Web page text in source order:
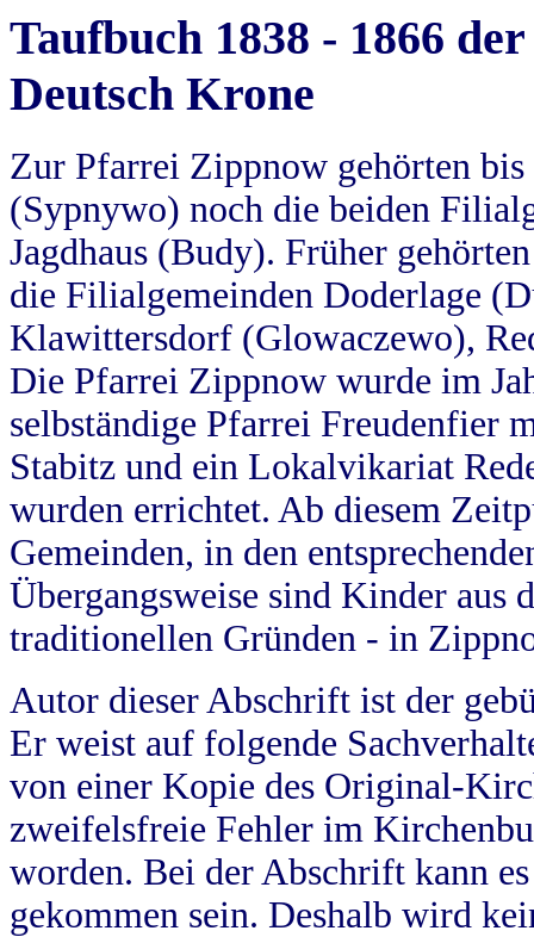
Taufbuch 1838 - 1866
Deutsch Krone
Zur Pfarrei Zippnow gehörten
(Sypnywo) noch die beiden
Jagdhaus (Budy). Früher
die Filialgemeinden Doderlage
Klawittersdorf (Glowaczewo),
Die Pfarrei Zippnow wurde im
selbständige Pfarrei Freudenfier
Stabitz und ein Lokalvikariat
wurden errichtet. Ab diesem
Gemeinden, in den
Übergangsweise sind Kinder aus
traditionellen Gründen - in
Autor dieser Abschrift ist der
Er weist auf folgende
von einer Kopie des Original-
zweifelsfreie Fehler im
worden. Bei der Abschrift kann
gekommen sein. Deshalb wird